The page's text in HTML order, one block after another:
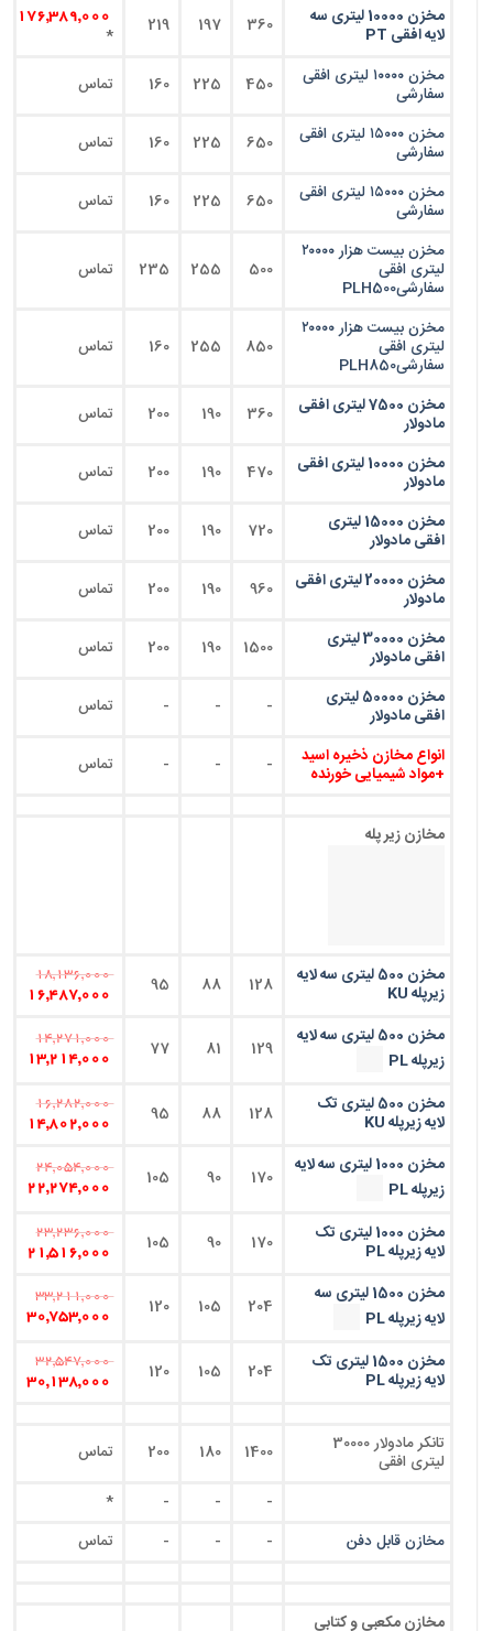
مخزن 10000 لیتری سه
لایه افقی PT 360
197
219
176,389,000
*
مخزن ۱۰۰۰۰ لیتری افقی
سفارشی 450
225
160 تماس
مخزن ۱۵۰۰۰ لیتری افقی
سفارشی 650
225
160 تماس
مخزن ۱۵۰۰۰ لیتری افقی
سفارشی 650
225
160 تماس
مخزن بیست هزار ۲۰۰۰۰
لیتری افقی
سفارشیPLH500
500
255
235 تماس
مخزن بیست هزار ۲۰۰۰۰
لیتری افقی
سفارشیPLH850
850
255
160 تماس
مخزن 7500 لیتری افقی
مادولار 360
190
200 تماس
مخزن 10000 لیتری افقی
مادولار 470
190
200 تماس
مخزن 15000 لیتری
افقی مادولار 720
190
200 تماس
مخزن 20000 لیتری افقی
مادولار 960
190
200 تماس
مخزن 30000 لیتری
افقی مادولار 1500
190
200 تماس
مخزن 50000 لیتری
افقی مادولار تماس
انواع مخازن ذخیره اسید
+مواد شیمیایی خورنده تماس
مخازن زیر پله
مخزن 500 لیتری سه لایه
زیرپله KU 128
88
95
18,136,000
16,487,000
مخزن 500 لیتری سه لایه
زیرپله PL
129
81
77
14,271,000
13,214,000
مخزن 500 لیتری تک
لایه زیرپله KU 128
88
95
16,282,000
14,802,000
مخزن 1000 لیتری سه لایه
زیرپله PL
170
90
105
24,054,000
22,274,000
مخزن 1000 لیتری تک
لایه زیرپله PL 170
90
105
23,236,000
21,516,000
مخزن 1500 لیتری سه
لایه زیرپله PL
204
105
120
33,211,000
30,753,000
مخزن 1500 لیتری تک
لایه زیرپله PL 204
105
120
32,547,000
30,138,000
تانکر مادولار 30000
لیتری افقی 1400
180
200 تماس
*
مخازن قابل دفن
تماس
مخازن مکعبی و کتابی